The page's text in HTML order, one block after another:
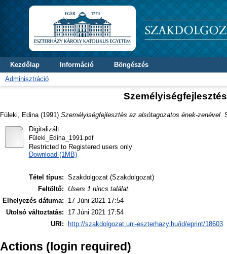
Kezdőlap Információ
Böngészés
Adminisztráció
Füleki, Edina (1991) Személyiségfejlesztés az alsótagozatos ének-zenével.
Digitalizált
Füleki_Edina_1991.pdf
Restricted to Registered users only
Download (1MB)
Tétel típus: Szakdolgozat (Szakdolgozat)
Feltöltő:
Users 1 nincs találat.
Elhelyezés dátuma:
17 Júni 2021 17:54
Utolsó változtatás:
17 Júni 2021 17:54
URI:
http://szakdolgozat.uni-eszterhazy.hu/id/eprint/18603
Actions (login required)